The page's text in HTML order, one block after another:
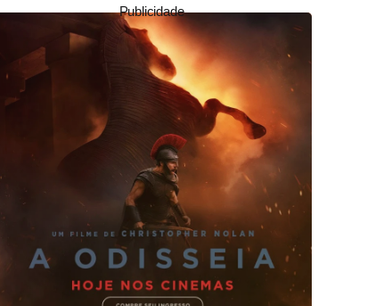
Publicidade